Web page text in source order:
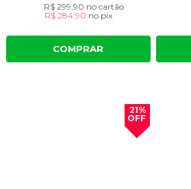
R$ 299,90 no cartão
R$ 284,90 no pix
COMPRAR
21%
OFF